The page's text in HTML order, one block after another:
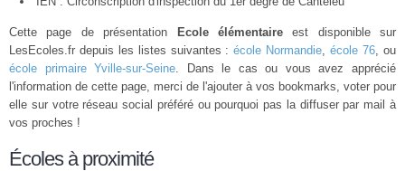
Cette page de présentation Ecole élémentaireest disponible sur
LesEcoles.fr depuis les listes suivantes :école Normandie,école 76, ou
école primaire Yville-sur-Seine. Dans le cas ou vous avez apprécié
l'information de cette page, merci de l'ajouter à vos bookmarks, voter pour
elle sur votre réseau social préféré ou pourquoi pas la diffuser par mail à
vos proches !
Écoles à proximité